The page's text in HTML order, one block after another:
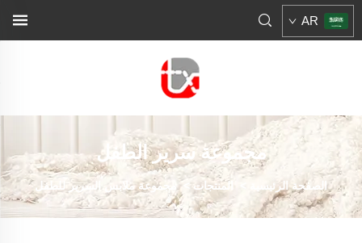
AR
مجموعة سرير الطفل
الصفحة الرئيسية المنتجات > مجموعة ملابس السرير للطفل